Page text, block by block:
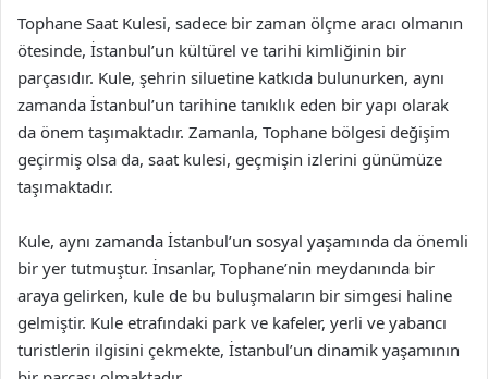
Tophane Saat Kulesi, sadece bir zaman ölçme aracı olmanın
ötesinde, İstanbul’un kültürel ve tarihi kimliğinin bir
parçasıdır. Kule, şehrin siluetine katkıda bulunurken, aynı
zamanda İstanbul’un tarihine tanıklık eden bir yapı olarak
da önem taşımaktadır. Zamanla, Tophane bölgesi değişim
geçirmiş olsa da, saat kulesi, geçmişin izlerini günümüze
taşımaktadır.
Kule, aynı zamanda İstanbul’un sosyal yaşamında da önemli
bir yer tutmuştur. İnsanlar, Tophane’nin meydanında bir
araya gelirken, kule de bu buluşmaların bir simgesi haline
gelmiştir. Kule etrafındaki park ve kafeler, yerli ve yabancı
turistlerin ilgisini çekmekte, İstanbul’un dinamik yaşamının